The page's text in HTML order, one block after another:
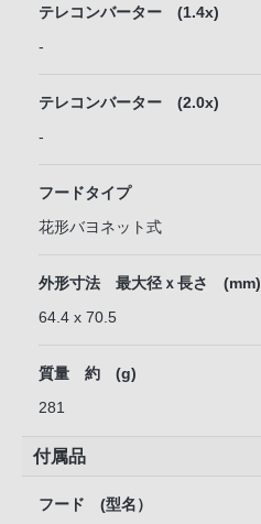
テレコンバーター (1.4x)
-
テレコンバーター (2.0x)
-
フードタイプ
花形バヨネット式
外形寸法 最大径ｘ長さ (mm)
64.4 x 70.5
質量 約 (g)
281
付属品
フード (型名）